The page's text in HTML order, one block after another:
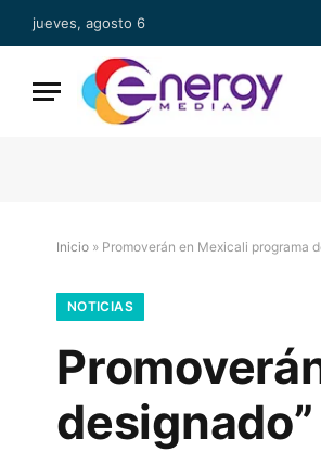
jueves, agosto 6
Inicio » Promoverán en Mexicali programa
NOTICIAS
designado”